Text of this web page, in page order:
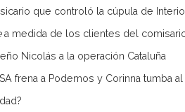
que controló la cúpula de
a medida de los clientes del
Nicolás a la operación Cataluña
frena a Podemos y Corinna tumba